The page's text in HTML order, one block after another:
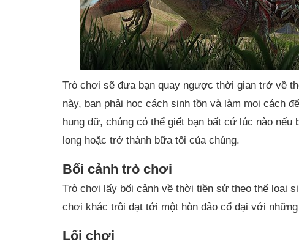
Trò chơi sẽ đưa bạn quay ngược thời gian trở về
này, bạn phải học cách sinh tồn và làm mọi cách
hung dữ, chúng có thể giết bạn bất cứ lúc nào
long hoặc trở thành bữa tối của chúng.
Bối cảnh trò chơi
Trò chơi lấy bối cảnh về thời tiền sử theo thể loại
chơi khác trôi dạt tới một hòn đảo cổ đại với
Lối chơi